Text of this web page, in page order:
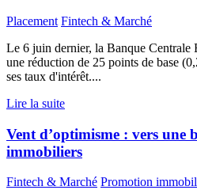
Placement Fintech & Marché
Le 6 juin dernier, la Banque Centrale
une réduction de 25 points de base
ses taux d'intérêt....
Lire la suite
Vent d’optimisme : vers une
immobiliers
Fintech & Marché Promotion